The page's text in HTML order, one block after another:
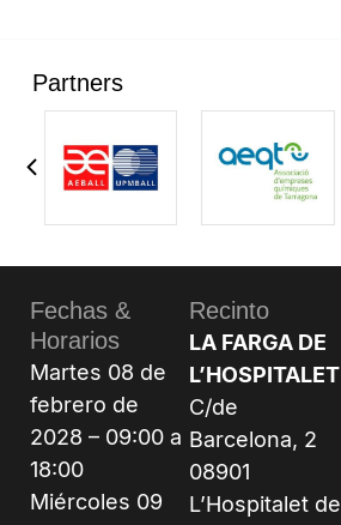
Partners
Fechas &
Horarios
Martes 08 de
febrero de
2028 – 09:00 a
18:00
Miércoles 09
Recinto
LA FARGA DE
L’HOSPITALET
C/de
Barcelona, 2
08901
L’Hospitalet de